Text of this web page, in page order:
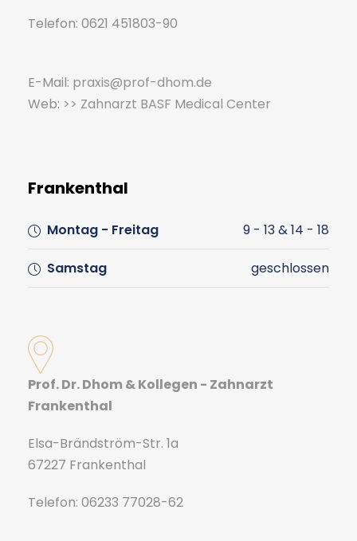
Telefon: 0621 451803-90
E-Mail: praxis@prof-dhom.de
Web: >> Zahnarzt BASF Medical Center
Frankenthal
Montag - Freitag 9 - 13 & 14 - 18
Samstag geschlossen
Prof. Dr. Dhom & Kollegen - Zahnarzt
Frankenthal
Elsa-Brändström-Str. 1a
67227 Frankenthal
Telefon: 06233 77028-62